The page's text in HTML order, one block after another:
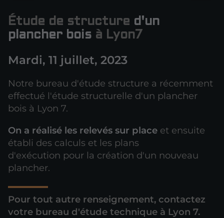
Étude de structure d'un
plancher bois à Lyon7
Mardi, 11 juillet, 2023
Notre bureau d'étude structure a récemment
effectué l'étude structurelle d'un plancher
bois à Lyon 7.
On a réalisé les relevés sur place et ensuite
établi des calculs et les plans
d'exécution pour la création d'un nouveau
plancher.
Pour tout autre renseignement, contactez
votre bureau d'étude technique à Lyon 7.